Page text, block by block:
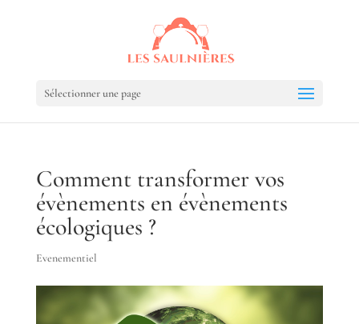
Sélectionner une page
Comment transformer vos
évènements en évènements
écologiques ?
Evenementiel